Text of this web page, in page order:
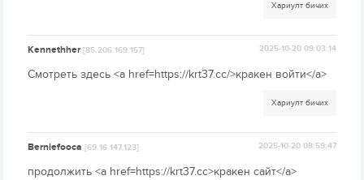
Хариулт бичих
Kennethher[85.206.169.157] 2025-10-20 09:03:14
Смотреть здесь <a href=https://krt37.cc/>кракен войти</a>
Хариулт бичих
Berniefooca[69.16.147.123] 2025-10-20 08:59:47
продолжить <a href=https://krt37.cc>кракен сайт</a>